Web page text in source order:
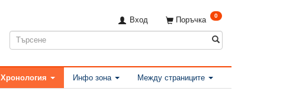
Поръчка 0
Вход
Хронология Инфо зона Между страниците